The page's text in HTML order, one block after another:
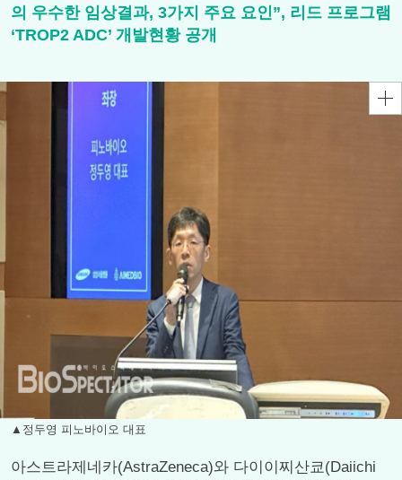
의 우수한 임상결과, 3가지 주요 요인”, 리드 프로그램
‘TROP2 ADC’ 개발현황 공개
▲정두영 피노바이오 대표
아스트라제네카(AstraZeneca)와 다이이찌산쿄(Daiichi